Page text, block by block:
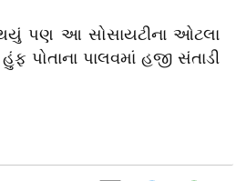
પણ આ સોસાયટીના ઓટલા
પોતાના પાલવમાં હજી સંતાડી